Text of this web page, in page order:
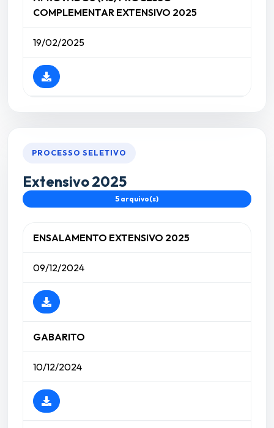
COMPLEMENTAR EXTENSIVO 2025
19/02/2025
PROCESSO SELETIVO
Extensivo 2025
5 arquivo(s)
ENSALAMENTO EXTENSIVO 2025
09/12/2024
GABARITO
10/12/2024